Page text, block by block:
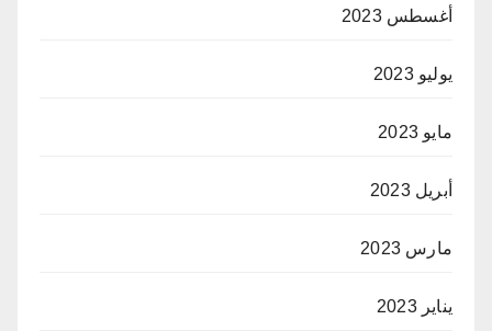
أغسطس 2023
يوليو 2023
مايو 2023
أبريل 2023
مارس 2023
يناير 2023